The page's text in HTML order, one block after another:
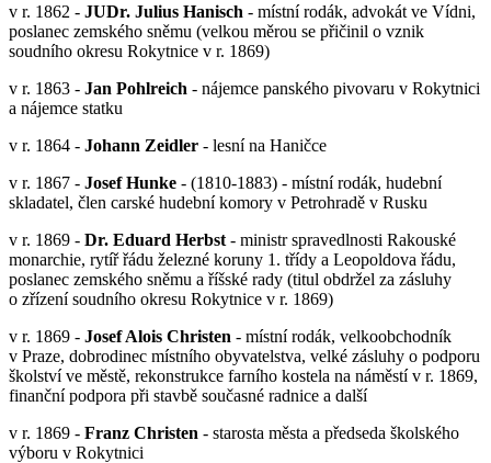
v r. 1862 - JUDr. Julius Hanisch - místní rodák, advokát ve Vídni,
poslanec zemského sněmu (velkou měrou se přičinil o vznik
soudního okresu Rokytnice v r. 1869)
v r. 1863 - Jan Pohlreich - nájemce panského pivovaru v Rokytnici
a nájemce statku
v r. 1864 - Johann Zeidler - lesní na Haničce
v r. 1867 - Josef Hunke - (1810-1883) - místní rodák, hudební
skladatel, člen carské hudební komory v Petrohradě v Rusku
v r. 1869 - Dr. Eduard Herbst - ministr spravedlnosti Rakouské
monarchie, rytíř řádu železné koruny 1. třídy a Leopoldova řádu,
poslanec zemského sněmu a říšské rady (titul obdržel za zásluhy
o zřízení soudního okresu Rokytnice v r. 1869)
v r. 1869 - Josef Alois Christen - místní rodák, velkoobchodník
v Praze, dobrodinec místního obyvatelstva, velké zásluhy o podporu
školství ve městě, rekonstrukce farního kostela na náměstí v r. 1869,
finanční podpora při stavbě současné radnice a další
v r. 1869 - Franz Christen - starosta města a předseda školského
výboru v Rokytnici